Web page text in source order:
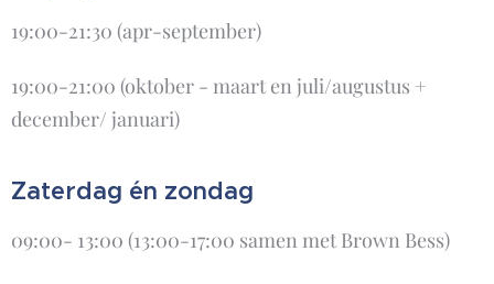
19:00-21:30 (apr-september)
19:00-21:00 (oktober - maart en juli/augustus +
december/ januari)
Zaterdag én zondag
09:00- 13:00 (13:00-17:00 samen met Brown Bess)